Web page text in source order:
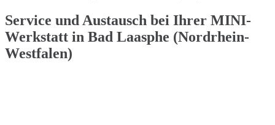
Service und Austausch bei Ihrer MINI-
Werkstatt in Bad Laasphe (Nordrhein-
Westfalen)